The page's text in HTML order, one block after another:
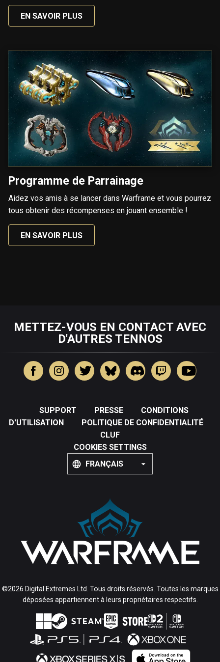
EN SAVOIR PLUS
Programme de Parrainage
Aidez vos amis à se lancer dans Warframe et vous pourrez
tous obtenir des récompenses en jouant ensemble !
EN SAVOIR PLUS
METTEZ-VOUS EN CONTACT AVEC
D'AUTRES TENNOS
SUPPORT PRESSE
CONDITIONS
D'UTILISATION
POLITIQUE DE CONFIDENTIALITÉ
CLUF
COOKIES SETTINGS
FRANÇAIS
©2026 Digital Extremes Ltd. Tous droits réservés. Toutes les marques
déposées appartiennent à leurs propriétaires respectifs.